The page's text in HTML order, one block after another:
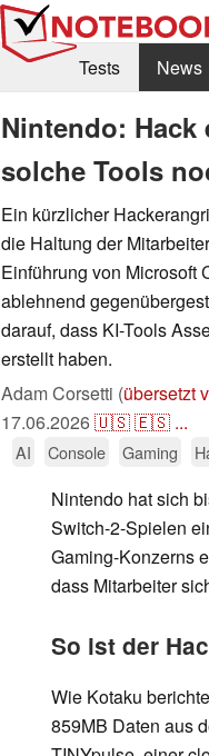
Tests News
Nintendo:
solche Tools
Ein kürzlicher
die Haltung der
Einführung von Microsoft
ablehnend
darauf, dass KI-Tools
erstellt haben.
Adam Corsetti (übersetzt
17.06.2026🇺🇸🇪🇸 ...
AI Console Gaming
Nintendo hat sich
Switch-2-Spielen
Gaming-Konzerns
dass Mitarbeiter
So ist der
Wie Kotaku
859MB Daten aus